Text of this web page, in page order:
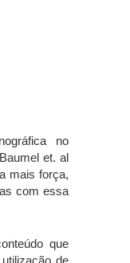
no
et. al
mais força,
com essa
que
de